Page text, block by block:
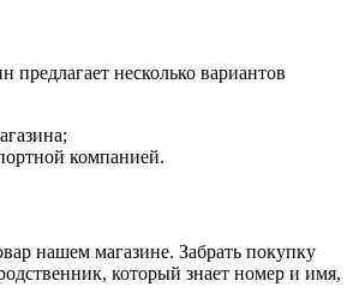
предлагает несколько вариантов
компанией.
нашем магазине. Забрать покупку
который знает номер и имя,